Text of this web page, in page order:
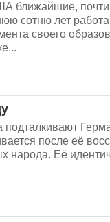
ближайшие,
сотню лет
своего
подталкивают
после её
народа. Её